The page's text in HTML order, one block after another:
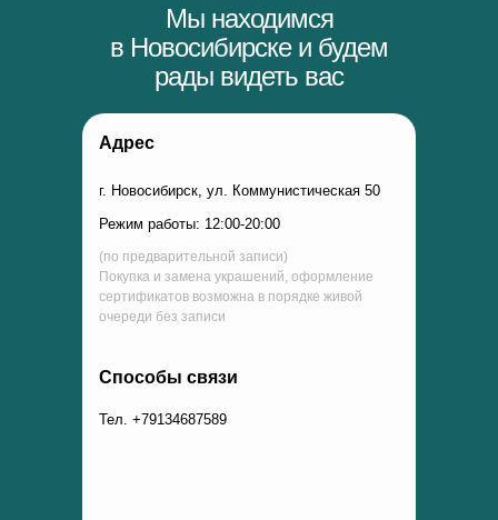
Мы находимся
в Новосибирске и будем
рады видеть вас
Адрес
Способы связи
г. Новосибирск, ул. Коммунистическая 50
Тел. +79134687589
Режим работы: 12:00-20:00
(по предварительной записи)
Покупка и замена украшений, оформление
сертификатов возможна в порядке живой
очереди без записи